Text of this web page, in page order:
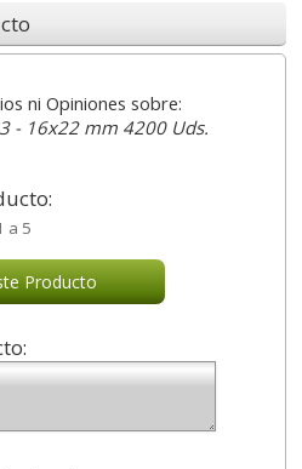
ni Opiniones sobre:
- 16x22 mm 4200 Uds.
a 5
Producto